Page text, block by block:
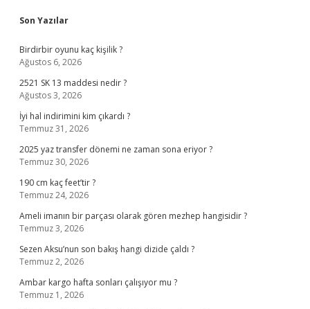
Sidebar
Son Yazılar
Birdirbir oyunu kaç kişilik ?
Ağustos 6, 2026
2521 SK 13 maddesi nedir ?
Ağustos 3, 2026
İyi hal indirimini kim çıkardı ?
Temmuz 31, 2026
2025 yaz transfer dönemi ne zaman sona eriyor ?
Temmuz 30, 2026
190 cm kaç feet’tir ?
Temmuz 24, 2026
Ameli imanın bir parçası olarak gören mezhep hangisidir ?
Temmuz 3, 2026
Sezen Aksu’nun son bakış hangi dizide çaldı ?
Temmuz 2, 2026
Ambar kargo hafta sonları çalışıyor mu ?
Temmuz 1, 2026